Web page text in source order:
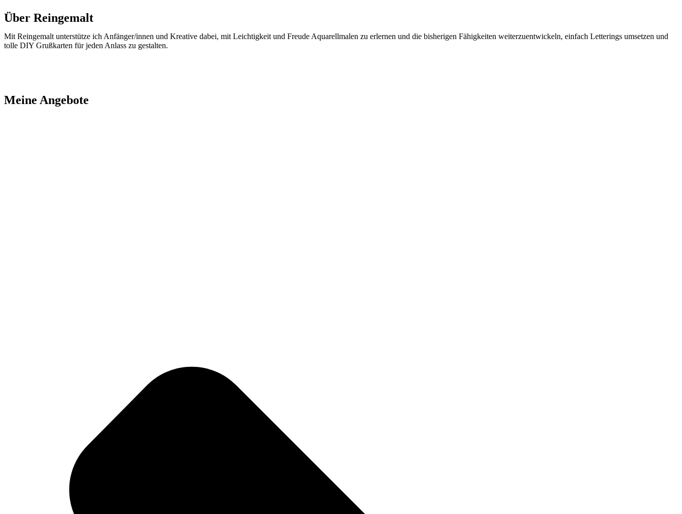
Über Reingemalt
Mit Reingemalt unterstütze ich Anfänger/innen und Kreative dabei, mit Leichtigkeit und Freude Aquarellmalen zu erlernen und die bisherigen Fähigkeiten weiterzuentwickeln, einfach Letterings umsetzen und
tolle DIY Grußkarten für jeden Anlass zu gestalten.
Meine Angebote